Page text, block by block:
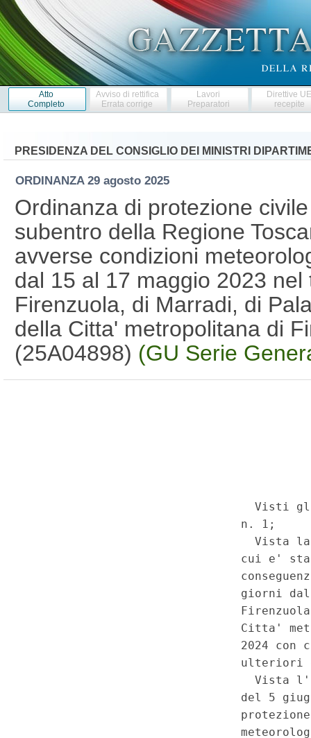
Atto
Completo
Avviso di rettifica
Errata corrige
Lavori
Preparatori
Direttive
recepite
PRESIDENZA DEL CONSIGLIO DEI MINISTRI
ORDINANZA 29 agosto 2025
Ordinanza di protezione
subentro della Regione
avverse condizioni
dal 15 al 17 maggio 2023
Firenzuola, di Marradi, di
della Citta' metropolitana di
(25A04898) (GU Serie